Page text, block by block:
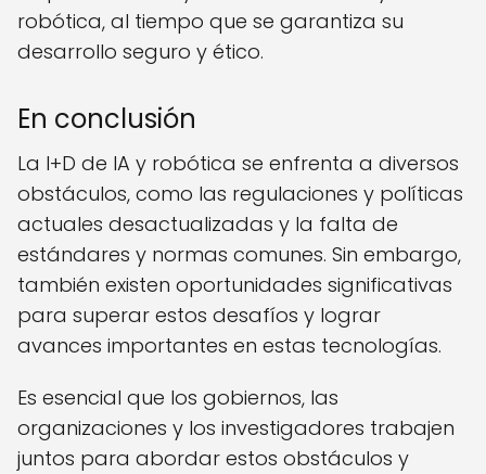
robótica, al tiempo que se garantiza su
desarrollo seguro y ético.
En conclusión
La I+D de IA y robótica se enfrenta a diversos
obstáculos, como las regulaciones y políticas
actuales desactualizadas y la falta de
estándares y normas comunes. Sin embargo,
también existen oportunidades significativas
para superar estos desafíos y lograr
avances importantes en estas tecnologías.
Es esencial que los gobiernos, las
organizaciones y los investigadores trabajen
juntos para abordar estos obstáculos y